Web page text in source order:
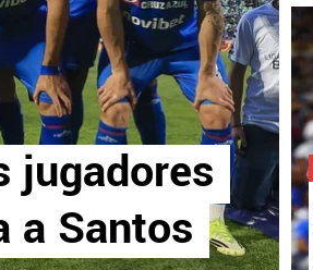
jugadores
a Santos